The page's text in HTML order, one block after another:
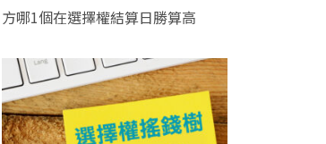
方哪1個在選擇權結算日勝算高